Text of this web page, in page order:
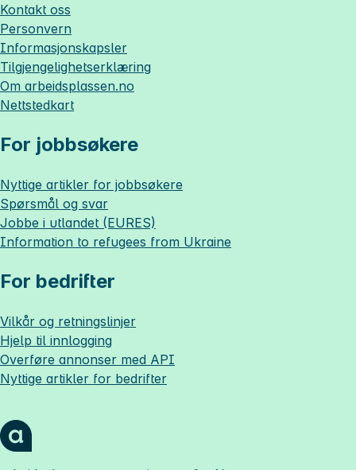
Kontakt oss
Personvern
Informasjonskapsler
Tilgjengelighetserklæring
Om arbeidsplassen.no
Nettstedkart
For jobbsøkere
Nyttige artikler for jobbsøkere
Spørsmål og svar
Jobbe i utlandet (EURES)
Information to refugees from Ukraine
For bedrifter
Vilkår og retningslinjer
Hjelp til innlogging
Overføre annonser med API
Nyttige artikler for bedrifter